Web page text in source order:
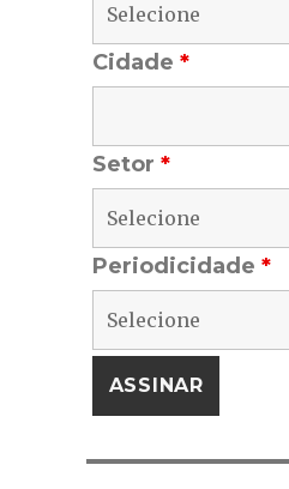
Cidade *
Setor *
Periodicidade *